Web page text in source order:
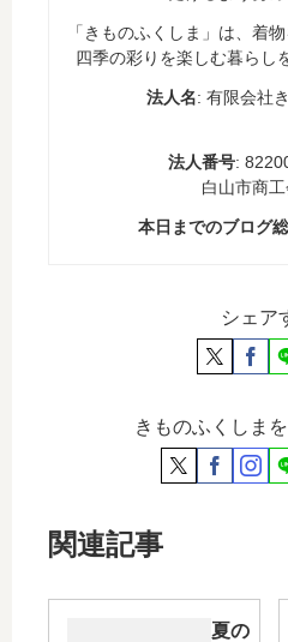
「きものふくしま」は、着
四季の彩りを楽しむ暮らし
法人名: 有限会社
法人番号:
白山市商
本日までのブログ総
シェア
きものふくしま
関連記事
夏の